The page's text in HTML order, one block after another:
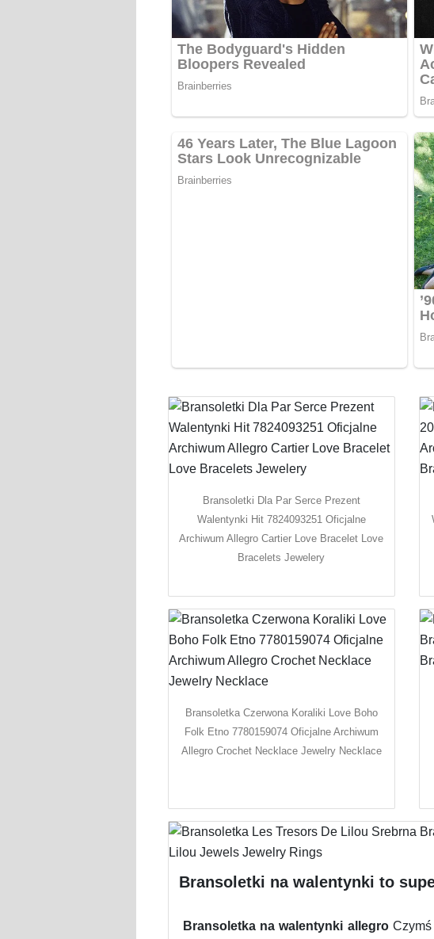
Bransoletki Dla Par Serce Prezent
Walentynki Hit 7824093251 Oficjalne
Archiwum Allegro Cartier Love Bracelet Love
Bracelets Jewelery
Bransoletka Czerwona Koraliki Love Boho
Folk Etno 7780159074 Oficjalne Archiwum
Allegro Crochet Necklace Jewelry Necklace
Bransoletki na walentynki to
Bransoletka na walentynki allegroCzymś